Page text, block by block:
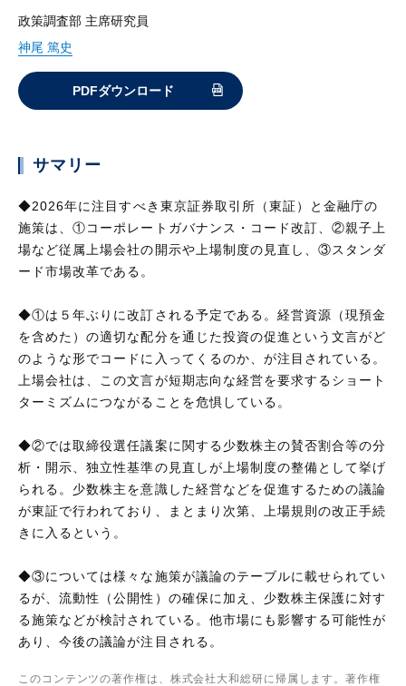
政策調査部 主席研究員
神尾 篤史
PDFダウンロード
サマリー
◆2026年に注目すべき東京証券取引所（東証）と金融庁の
施策は、①コーポレートガバナンス・コード改訂、②親子上
場など従属上場会社の開示や上場制度の見直し、③スタンダ
ード市場改革である。
◆①は５年ぶりに改訂される予定である。経営資源（現預金
を含めた）の適切な配分を通じた投資の促進という文言がど
のような形でコードに入ってくるのか、が注目されている。
上場会社は、この文言が短期志向な経営を要求するショート
ターミズムにつながることを危惧している。
◆②では取締役選任議案に関する少数株主の賛否割合等の分
析・開示、独立性基準の見直しが上場制度の整備として挙げ
られる。少数株主を意識した経営などを促進するための議論
が東証で行われており、まとまり次第、上場規則の改正手続
きに入るという。
◆③については様々な施策が議論のテーブルに載せられてい
るが、流動性（公開性）の確保に加え、少数株主保護に対す
る施策などが検討されている。他市場にも影響する可能性が
あり、今後の議論が注目される。
このコンテンツの著作権は、株式会社大和総研に帰属します。著作権